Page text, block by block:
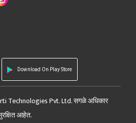
Download On Play Store
Technologies Pvt. Ltd. सगळे अधिकार
आहेत.